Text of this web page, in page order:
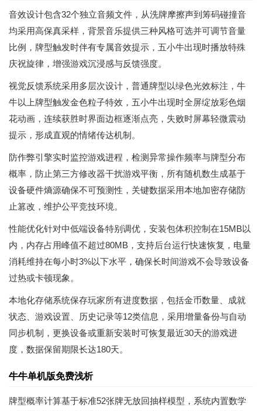
音效设计包含32个独立音频文件，从洗牌摩擦声到筹码碰撞音
均采用高保真采样，背景音乐提供三种风格可选并可调节音量
比例，牌型触发时伴有专属音效提示，五小牛出现时播放特殊
庆祝旋律，增强游戏沉浸感与反馈强度。
视觉反馈系统采用多层次设计，普通牌型以绿色光效标注，牛
牛以上牌型触发金色粒子特效，五小牛出现时全屏绽放彩色烟
花动画，连续获胜时界面边框逐渐点亮，失败时屏幕轻微震动
提示，形成直观的情绪传达机制。
防作弊引擎实时监控游戏进程，检测异常操作频率与牌型分布
概率，防止第三方修改器干扰游戏平衡，所有随机数生成基于
设备硬件熵源确保不可预测性，关键数据采用本地加密存储防
止篡改，维护公平竞技环境。
性能优化针对中低端设备特别调优，安装包体积控制在15MB以
内，内存占用峰值不超过80MB，支持后台运行快速恢复，电量
消耗维持在每小时3%以下水平，确保长时间游戏不会导致设备
过热或卡顿现象。
本地化存储系统保存玩家所有进度数据，包括金币数量、成就
状态、游戏设置、历史记录等12类信息，采用增量备份与自动
同步机制，更换设备或重新安装时可恢复最近30天的游戏进
度，数据保留期限长达180天。
牛牛单机版免费浅析
牌型概率计算基于标准52张牌无放回抽样模型，系统内置数学